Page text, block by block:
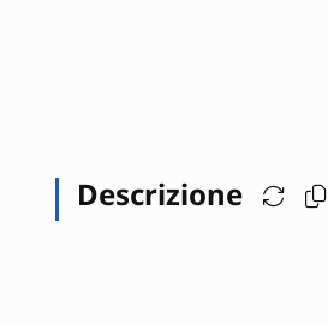
Descrizione